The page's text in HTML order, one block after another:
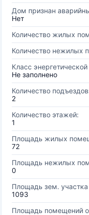
Дом признан
Нет
Количество жилых
Количество нежилых
Класс
Не заполнено
Количество
2
Количество этажей:
1
Площадь жилых
72
Площадь нежилых
0
Площадь зем.
1093
Площадь помещений